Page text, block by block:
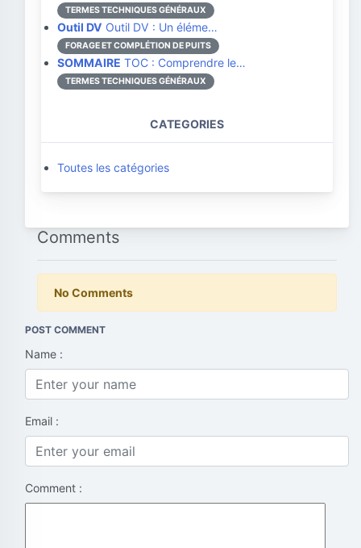
TERMES TECHNIQUES GÉNÉRAUX
Outil DV Outil DV : Un éléme…
FORAGE ET COMPLÉTION DE PUITS
SOMMAIRE TOC : Comprendre le…
TERMES TECHNIQUES GÉNÉRAUX
CATEGORIES
Toutes les catégories
Comments
No Comments
POST COMMENT
Name :
Email :
Comment :